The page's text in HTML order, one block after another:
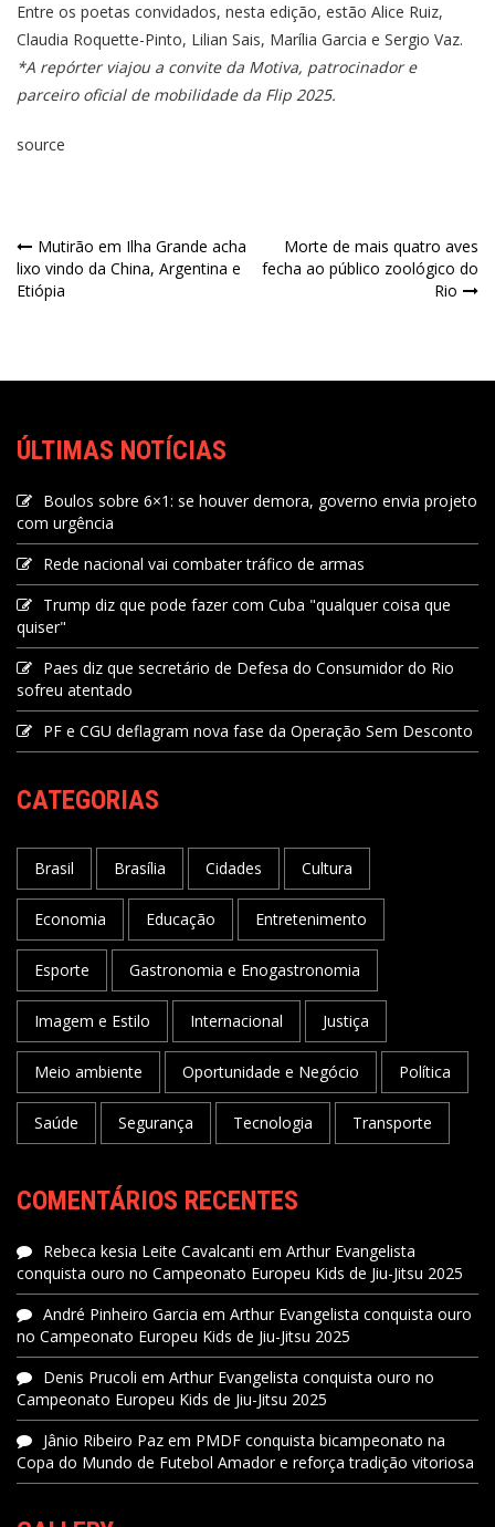
Entre os poetas convidados, nesta edição, estão Alice Ruiz,
Claudia Roquette-Pinto, Lilian Sais, Marília Garcia e Sergio Vaz.
*A repórter viajou a convite da Motiva, patrocinador e
parceiro oficial de mobilidade da Flip 2025.
source
Mutirão em Ilha Grande acha
lixo vindo da China, Argentina e
Etiópia
Morte de mais quatro aves
fecha ao público zoológico do
Rio
ÚLTIMAS NOTÍCIAS
Boulos sobre 6×1: se houver demora, governo envia projeto
com urgência
Rede nacional vai combater tráfico de armas
Trump diz que pode fazer com Cuba "qualquer coisa que
quiser"
Paes diz que secretário de Defesa do Consumidor do Rio
sofreu atentado
PF e CGU deflagram nova fase da Operação Sem Desconto
CATEGORIAS
Brasil Brasília Cidades Cultura
Economia Educação Entretenimento
Esporte Gastronomia e Enogastronomia
Imagem e Estilo Internacional Justiça
Meio ambiente Oportunidade e Negócio Política
Saúde Segurança Tecnologia Transporte
COMENTÁRIOS RECENTES
Rebeca kesia Leite Cavalcanti em Arthur Evangelista
conquista ouro no Campeonato Europeu Kids de Jiu-Jitsu 2025
André Pinheiro Garcia em Arthur Evangelista conquista ouro
no Campeonato Europeu Kids de Jiu-Jitsu 2025
Denis Prucoli em Arthur Evangelista conquista ouro no
Campeonato Europeu Kids de Jiu-Jitsu 2025
Jânio Ribeiro Paz em PMDF conquista bicampeonato na
Copa do Mundo de Futebol Amador e reforça tradição vitoriosa